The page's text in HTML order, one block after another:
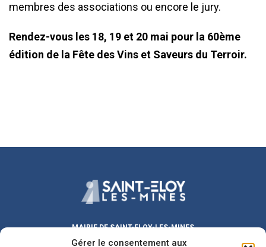
Gérer le consentement aux
membres des associations ou encore le jury.
Rendez-vous les 18, 19 et 20 mai pour la 60ème
édition de la Fête des Vins et Saveurs du Terroir.
MAIRIE DE SAINT-ELOY-LES-MINES
Place Michel DUVAL